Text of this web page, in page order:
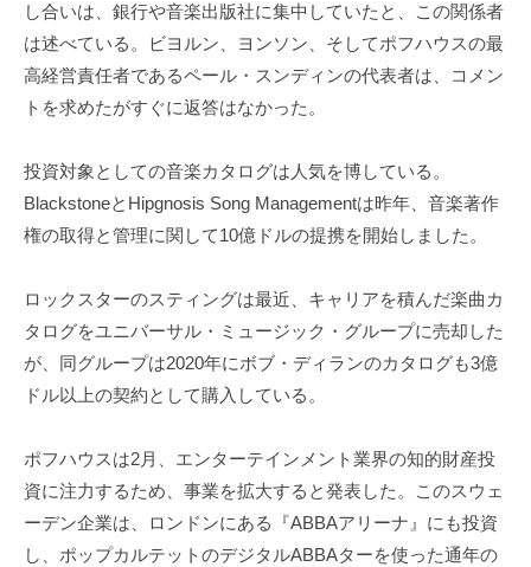
し合いは、銀行や音楽出版社に集中していたと、この関係者
は述べている。ビヨルン、ヨンソン、そしてポフハウスの最
高経営責任者であるペール・スンディンの代表者は、コメン
トを求めたがすぐに返答はなかった。
投資対象としての音楽カタログは人気を博している。
BlackstoneとHipgnosis Song Managementは昨年、音楽著作
権の取得と管理に関して10億ドルの提携を開始しました。
ロックスターのスティングは最近、キャリアを積んだ楽曲カ
タログをユニバーサル・ミュージック・グループに売却した
が、同グループは2020年にボブ・ディランのカタログも3億
ドル以上の契約として購入している。
ポフハウスは2月、エンターテインメント業界の知的財産投
資に注力するため、事業を拡大すると発表した。このスウェ
ーデン企業は、ロンドンにある『ABBAアリーナ』にも投資
し、ポップカルテットのデジタルABBAターを使った通年の